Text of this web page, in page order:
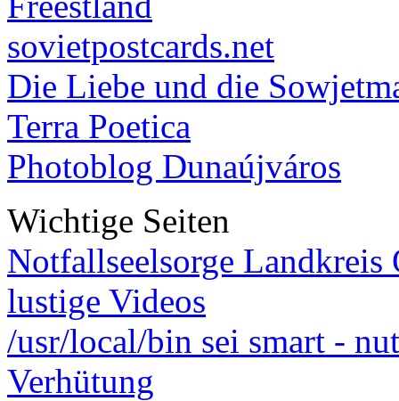
sovietpostcards.net
Die Liebe und die
Terra Poetica
Photoblog Dunaújváros
Wichtige Seiten
Notfallseelsorge Landkreis
lustige Videos
/usr/local/bin sei smart -
Verhütung